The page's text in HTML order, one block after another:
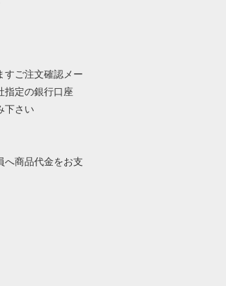
すご注文確認メー
指定の銀行口座
下さい
へ商品代金をお支